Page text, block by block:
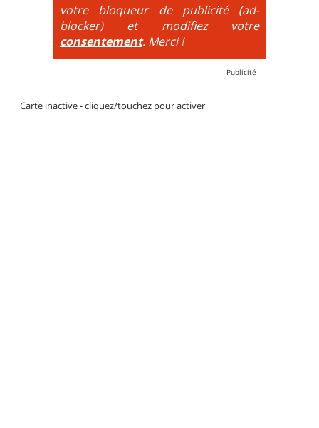
votre bloqueur de publicité (ad-
blocker) et modifiez votre
consentement. Merci !